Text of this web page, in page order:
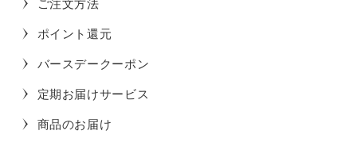
ご注文方法
ポイント還元
バースデークーポン
定期お届けサービス
商品のお届け